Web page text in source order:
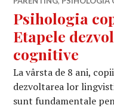
Psihologia
Etapele
cognitive
La vârsta de 8 ani,
dezvoltarea lor
sunt fundamentale